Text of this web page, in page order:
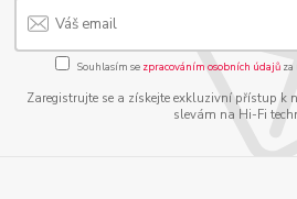
Souhlasím se zpracováním osobních údajůza
Zaregistrujte se a získejte exkluzivní přístup k
slevám na Hi-Fi